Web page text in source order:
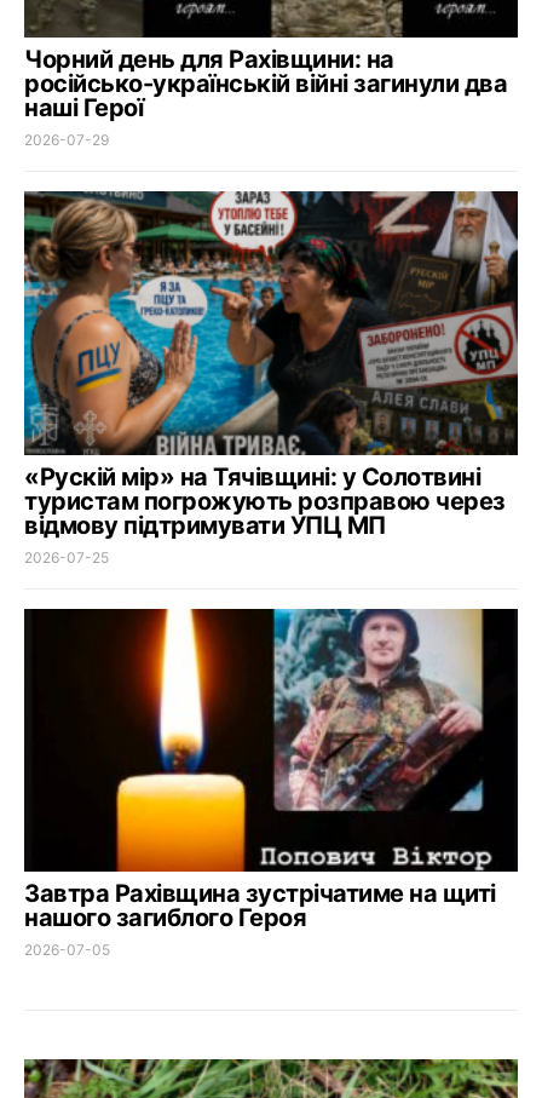
Чорний день для Рахівщини: на
російсько-українській війні загинули два
наші Герої
2026-07-29
«Рускій мір» на Тячівщині: у Солотвині
туристам погрожують розправою через
відмову підтримувати УПЦ МП
2026-07-25
Завтра Рахівщина зустрічатиме на щиті
нашого загиблого Героя
2026-07-05